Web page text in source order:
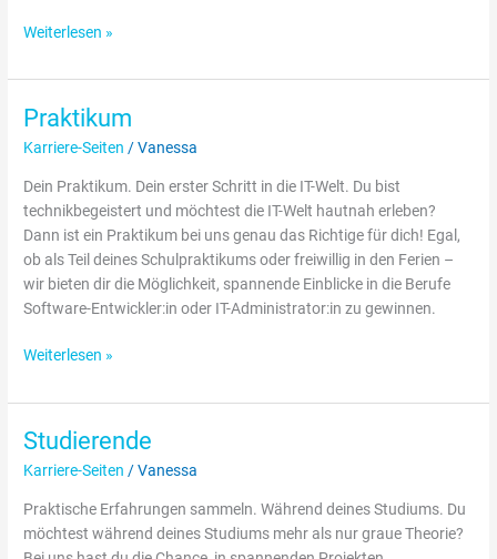
Weiterlesen »
Praktikum
Karriere-Seiten /Vanessa
Dein Praktikum. Dein erster Schritt in die IT-Welt. Du bist
technikbegeistert und möchtest die IT-Welt hautnah erleben?
Dann ist ein Praktikum bei uns genau das Richtige für dich! Egal,
ob als Teil deines Schulpraktikums oder freiwillig in den Ferien –
wir bieten dir die Möglichkeit, spannende Einblicke in die Berufe
Software-Entwickler:in oder IT-Administrator:in zu gewinnen.
Praktikum
Weiterlesen »
Studierende
Karriere-Seiten /Vanessa
Praktische Erfahrungen sammeln. Während deines Studiums. Du
möchtest während deines Studiums mehr als nur graue Theorie?
Studierende